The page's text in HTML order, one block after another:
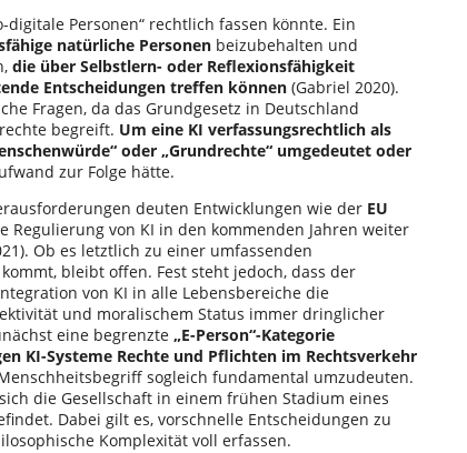
Personen“ rechtlich fassen könnte. Ein
natürliche Personen beizubehalten und
die über Selbstlern- oder Reflexionsfähigkeit
Entscheidungen treffen können (Gabriel 2020).
Fragen, da das Grundgesetz in Deutschland
begreift. Um eine KI verfassungsrechtlich als
oder „Grundrechte“ umgedeutet oder
zur Folge hätte.
deuten Entwicklungen wie der EU
Regulierung von KI in den kommenden Jahren weiter
Ob es letztlich zu einer umfassenden
kommt, bleibt offen. Fest steht jedoch, dass der
von KI in alle Lebensbereiche die
und moralischem Status immer dringlicher
eine begrenzte „E-Person“-Kategorie
KI-Systeme Rechte und Pflichten im Rechtsverkehr
sogleich fundamental umzudeuten.
die Gesellschaft in einem frühen Stadium eines
Dabei gilt es, vorschnelle Entscheidungen zu
Komplexität voll erfassen.